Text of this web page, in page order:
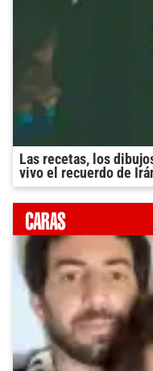
Las recetas, los
vivo el recuerdo de